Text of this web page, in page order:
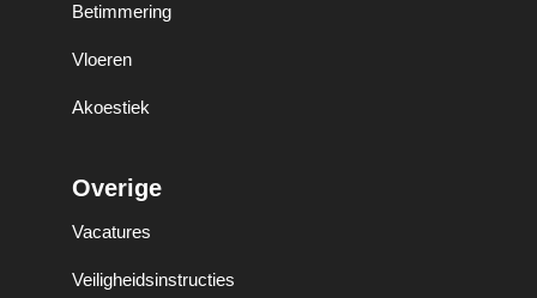
Betimmering
Vloeren
Akoestiek
Overige
Vacatures
Veiligheidsinstructies